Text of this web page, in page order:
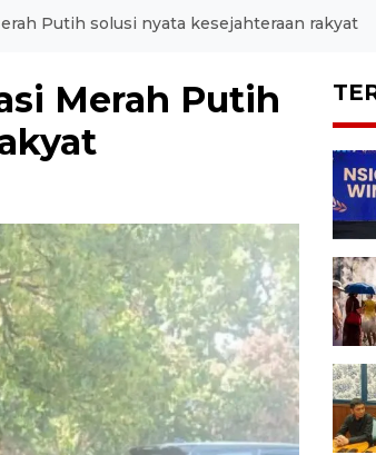
Putih solusi nyata kesejahteraan rakyat
Merah Putih